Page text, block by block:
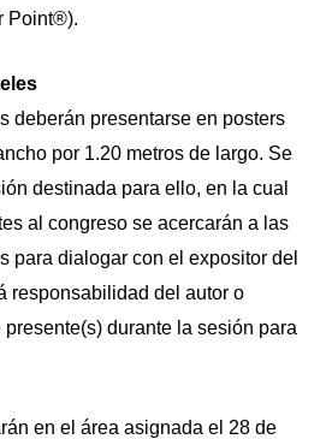
Point®).
deberán presentarse en posters
por 1.20 metros de largo. Se
destinada para ello, en la cual
al congreso se acercarán a las
para dialogar con el expositor del
responsabilidad del autor o
durante la sesión para
en el área asignada el 28 de